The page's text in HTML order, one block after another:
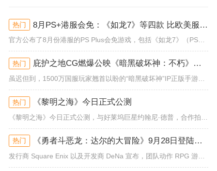
热门 8月PS+港服会免：《如龙7》等四款 比欧美服多一款
官方公布了8月份港服的PS Plus会免游戏，包括《如龙7》（PS4/PS5）、《小小梦魇》（PS4）、《托尼霍克职业滑...
热门 庇护之地CG燃爆公映《暗黑破坏神：不朽》今日全平台上线
虽迟但到，1500万国服玩家翘首以盼的“暗黑破坏神”IP正版手游《暗黑破坏神：不朽》已于今日全平台上线！动作RPG王者再...
热门 《黎明之海》今日正式公测
热门 《勇者斗恶龙：达尔的大冒险》9月28日登陆苹果谷歌应用商店
发行商 Square Enix 以及开发商 DeNa 宣布，团队动作 RPG 游戏《勇者斗恶龙：达尔的大冒险 魂之绊》将...